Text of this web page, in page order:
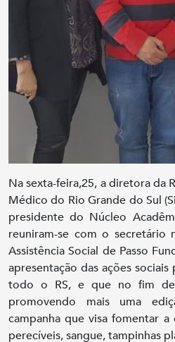
Na sexta-feira,25, a diretora da
Médico do Rio Grande do Sul
presidente do Núcleo
reuniram-se com o secretário
Assistência Social de Passo
apresentação das ações
todo o RS, e que no fim de
promovendo mais uma
campanha que visa fomentar
perecíveis, sangue, tampinhas